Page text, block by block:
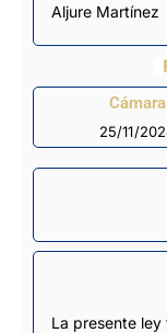
Aljure Martínez
Cámara
25/11/
La presente